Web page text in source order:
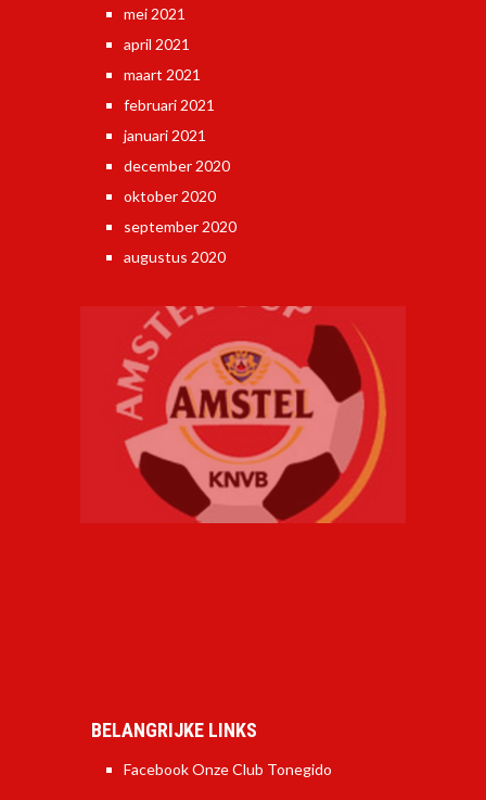
mei 2021
april 2021
maart 2021
februari 2021
januari 2021
december 2020
oktober 2020
september 2020
augustus 2020
BELANGRIJKE LINKS
Facebook Onze Club Tonegido